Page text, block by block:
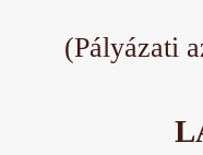
(Pályázati